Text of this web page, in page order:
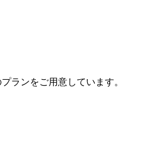
ランをご用意しています。